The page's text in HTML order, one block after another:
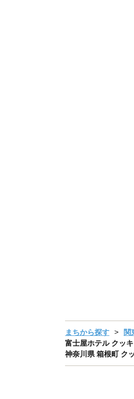
まちから探す 関
富士屋ホテル クッ
神奈川県 箱根町 ク